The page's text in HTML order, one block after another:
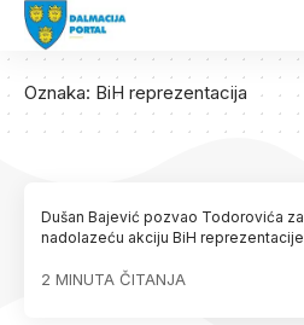
Oznaka: BiH reprezentacija
Dušan Bajević pozvao Todorovića za
nadolazeću akciju BiH reprezentacije
2 MINUTA ČITANJA